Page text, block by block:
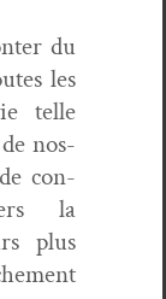
du
les
telle
de nos­
con­
la
plus